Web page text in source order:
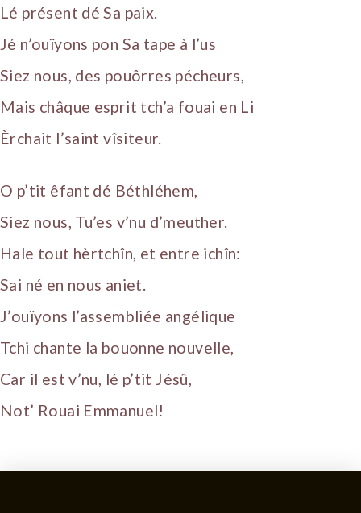
Lé présent dé Sa paix.
Jé n’ouïyons pon Sa tape à l’us
Siez nous, des pouôrres pécheurs,
Mais châque esprit tch’a fouai en Li
Èrchait l’saint vîsiteur.
O p’tit êfant dé Béthléhem,
Siez nous, Tu’es v’nu d’meuther.
Hale tout hèrtchîn, et entre ichîn:
Sai né en nous aniet.
J’ouïyons l’assembliée angélique
Tchi chante la bouonne nouvelle,
Car il est v’nu, lé p’tit Jésû,
Not’ Rouai Emmanuel!